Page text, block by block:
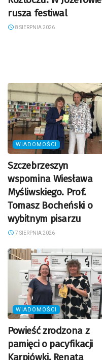
rusza festiwal
8 SIERPNIA 2026
WIADOMOŚCI
Szczebrzeszyn
wspomina Wiesława
Myśliwskiego. Prof.
Tomasz Bocheński o
wybitnym pisarzu
7 SIERPNIA 2026
WIADOMOŚCI
Powieść zrodzona z
pamięci o pacyfikacji
Karpiówki. Renata